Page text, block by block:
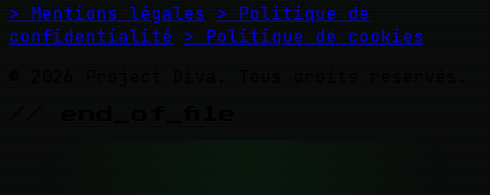
> Mentions légales
> Politique de
confidentialité > Politique de cookies